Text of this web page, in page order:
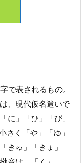
で表されるもの。
、現代仮名遣いで
に」「ひ」「び」
さく「や」「ゆ」
きゅ」「きょ」